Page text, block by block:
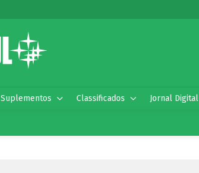
Suplementos Classificados Jornal Digital